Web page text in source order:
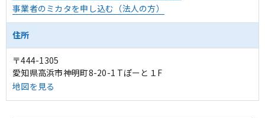
事業者のミカタを申し込む（法人の方）
住所
〒444-1305
愛知県高浜市神明町8-20-1 Tぽーと１F
地図を見る